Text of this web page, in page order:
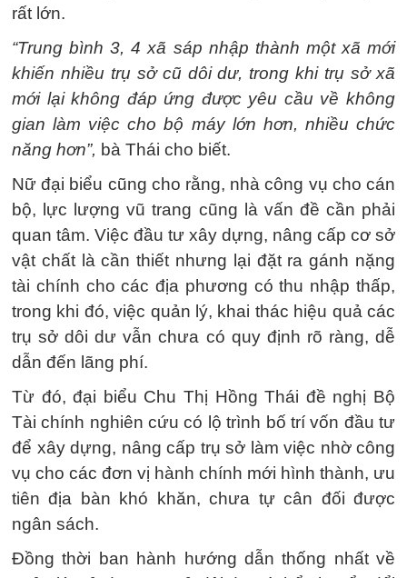
rất lớn.
“Trung bình 3, 4 xã sáp nhập thành một xã mới
khiến nhiều trụ sở cũ dôi dư, trong khi trụ sở xã
mới lại không đáp ứng được yêu cầu về không
gian làm việc cho bộ máy lớn hơn, nhiều chức
năng hơn”, bà Thái cho biết.
Nữ đại biểu cũng cho rằng, nhà công vụ cho cán
bộ, lực lượng vũ trang cũng là vấn đề cần phải
quan tâm. Việc đầu tư xây dựng, nâng cấp cơ sở
vật chất là cần thiết nhưng lại đặt ra gánh nặng
tài chính cho các địa phương có thu nhập thấp,
trong khi đó, việc quản lý, khai thác hiệu quả các
trụ sở dôi dư vẫn chưa có quy định rõ ràng, dễ
dẫn đến lãng phí.
Từ đó, đại biểu Chu Thị Hồng Thái đề nghị Bộ
Tài chính nghiên cứu có lộ trình bố trí vốn đầu tư
để xây dựng, nâng cấp trụ sở làm việc nhờ công
vụ cho các đơn vị hành chính mới hình thành, ưu
tiên địa bàn khó khăn, chưa tự cân đối được
ngân sách.
Đồng thời ban hành hướng dẫn thống nhất về